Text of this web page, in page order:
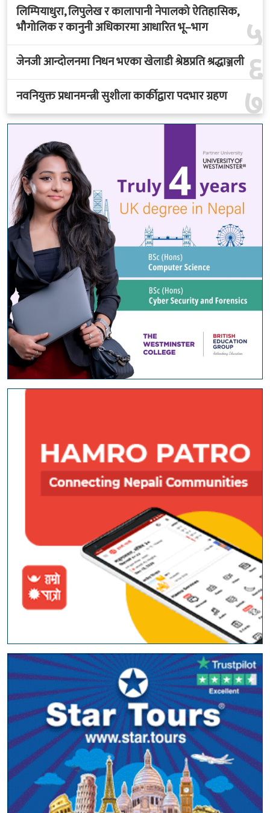
५
लिम्पियाधुरा, लिपुलेख र कालापानी नेपालको ऐतिहासिक,
भौगोलिक र कानुनी अधिकारमा आधारित भू–भाग
६
जेनजी आन्दोलनमा निधन भएका खेलाडी श्रेष्ठप्रति श्रद्धाञ्जली
७
नवनियुक्त प्रधानमन्त्री सुशीला कार्कीद्वारा पदभार ग्रहण